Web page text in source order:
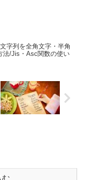
字列を全角文字・半角
法/Jis・Asc関数の使い
む